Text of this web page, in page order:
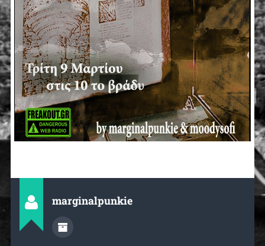
marginalpunkie